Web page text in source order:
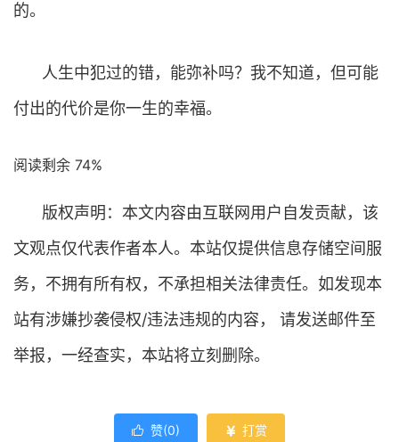
的。
人生中犯过的错，能弥补吗？我不知道，但可能
付出的代价是你一生的幸福。
阅读剩余 74%
版权声明：本文内容由互联网用户自发贡献，该
文观点仅代表作者本人。本站仅提供信息存储空间服
务，不拥有所有权，不承担相关法律责任。如发现本
站有涉嫌抄袭侵权/违法违规的内容， 请发送邮件至
举报，一经查实，本站将立刻删除。
 赞(0)  打赏